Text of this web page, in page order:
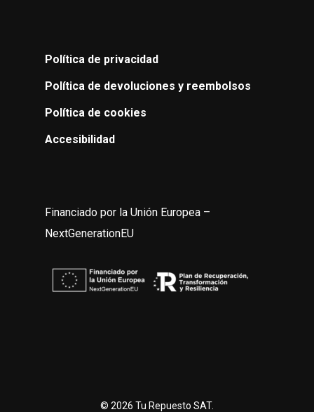
Política de privacidad
Política de devoluciones y reembolsos
Política de cookies
Accesibilidad
Financiado por la Unión Europea –
NextGenerationEU
© 2026 Tu Repuesto SAT.